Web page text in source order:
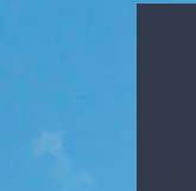
Süper Lig